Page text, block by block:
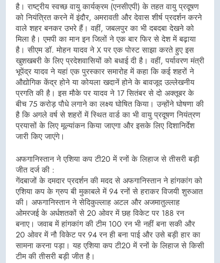
है। राष्ट्रीय स्वच्छ वायु कार्यक्रम (एनसीएपी) के तहत वायु प्रदूषण
को नियंत्रित करने में इंदौर, अमरावती और देवास शीर्ष प्रदर्शन करने
वाले शहर बनकर उभरे हैं। वहीं, जबलपुर का भी दबदबा देखने को
मिला है। एमपी का मान इन जिलों ने एक बार फिर से देश में बढ़ाया
है। सीएम डॉ. मोहन यादव ने X पर एक पोस्ट साझा करते हुए इस
खुशखबरी के लिए प्रदेशवासियों को बधाई दी है। वहीं, पर्यावरण मंत्री
भूपेंद्र यादव ने यहां एक पुरस्कार समारोह में कहा कि कई शहरों ने
औद्योगिक केंद्र होने या कोयला खदानें होने के बावजूद उल्लेखनीय
प्रगति की है। इस मौके पर यादव ने 17 सितंबर से दो अक्तूबर के
बीच 75 करोड़ पौधे लगाने का लक्ष्य घोषित किया। उन्होंने घोषणा की
है कि अगले वर्ष से शहरों में स्थित वार्ड का भी वायु प्रदूषण नियंत्रण
प्रयासों के लिए मूल्यांकन किया जाएगा और इसके लिए दिशानिर्देश
जारी किए जाएंगे।
अफगानिस्तान ने एशिया कप टी20 में रनों के लिहाज से तीसरी बड़ी
जीत दर्ज की :
गेंदबाजों के दमदार प्रदर्शन की मदद से अफगानिस्तान ने हांगकांग को
एशिया कप के ग्रुप बी मुकाबले में 94 रनों से हराकर विजयी शुरुआत
की। अफगानिस्तान ने सेदिकुल्लाह अटल और अजमातुल्लाह
ओमरजई के अर्धशतकों से 20 ओवर में छह विकेट पर 188 रन
बनाए। जवाब में हांगकांग की टीम 100 रन भी नहीं बना सकी और
20 ओवर में नौ विकेट पर 94 रन ही बना पाई और उसे बड़ी हार का
सामना करना पड़ा। यह एशिया कप टी20 में रनों के लिहाज से किसी
टीम की तीसरी बड़ी जीत है।